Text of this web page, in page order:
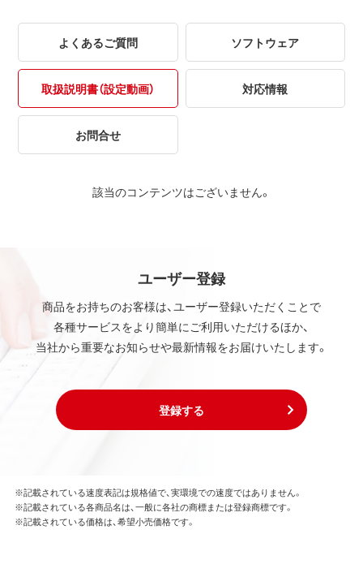
よくあるご質問 ソフトウェア
取扱説明書（設定動画） 対応情報
お問合せ
該当のコンテンツはございません。
ユーザー登録
商品をお持ちのお客様は、ユーザー登録いただくことで
各種サービスをより簡単にご利用いただけるほか、
当社から重要なお知らせや最新情報をお届けいたします。
登録する
※記載されている速度表記は規格値で、実環境での速度ではありません。
※記載されている各商品名は、一般に各社の商標または登録商標です。
※記載されている価格は、希望小売価格です。